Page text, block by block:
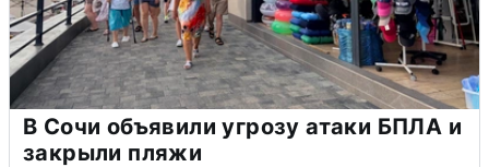
В Сочи объявили угрозу атаки БПЛА и
закрыли пляжи